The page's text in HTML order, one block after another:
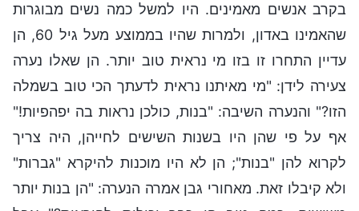
בקרב אנשים מאמינים. היו למשל כמה נשים מבוגרות
שהאמינו באדון, ולמרות שהיו בממוצע מעל גיל 60, הן
עדיין התחרו זו בזו מי נראית טוב יותר. הן שאלו נערה
צעירה לידן: "מי מאיתנו נראית לדעתך הכי טוב בשמלה
הזו?" והנערה השיבה: "בנות, כולכן נראות בה יפהפיות!"
אף על פי שהן היו בשנות השישים לחייהן, היה צריך
לקרוא להן "בנות"; הן לא היו מוכנות להיקרא "גברות"
ולא קיבלו זאת. מאחורי גבן אמרה הנערה: "הן בנות יותר